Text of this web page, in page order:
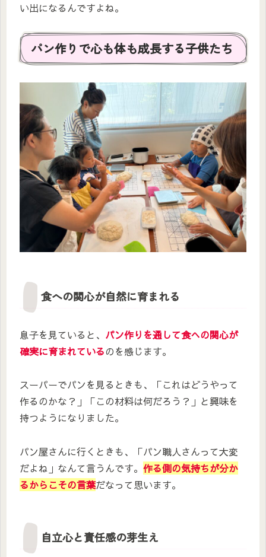
い出になるんですよね。
パン作りで心も体も成長する子供たち
食への関心が自然に育まれる
息子を見ていると、 パン作りを通して食への関心が
確実に育まれているのを感じます。
スーパーでパンを見るときも、「これはどうやって
作るのかな？」「この材料は何だろう？」と興味を
持つようになりました。
パン屋さんに行くときも、「パン職人さんって大変
だよね」なんて言うんです。 作る側の気持ちが分か
るからこその言葉だなって思います。
自立心と責任感の芽生え